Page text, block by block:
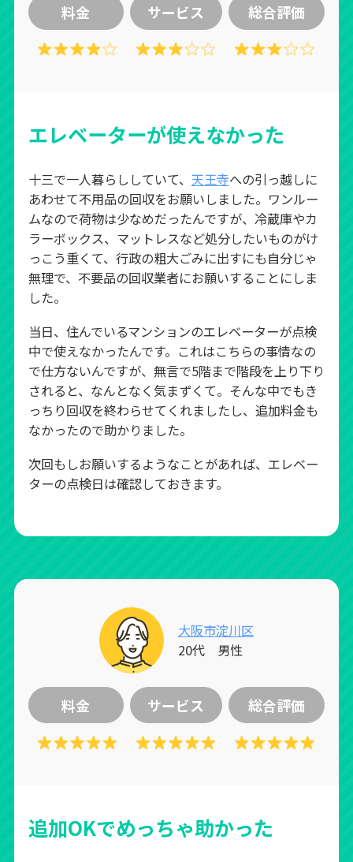
料金 サービス 総合評価
エレベーターが使えなかった
十三で一人暮らししていて、 天王寺への引っ越しに
あわせて不用品の回収をお願いしました。ワンルー
ムなので荷物は少なめだったんですが、冷蔵庫やカ
ラーボックス、マットレスなど処分したいものがけ
っこう重くて、行政の粗大ごみに出すにも自分じゃ
無理で、不要品の回収業者にお願いすることにしま
した。
当日、住んでいるマンションのエレベーターが点検
中で使えなかったんです。これはこちらの事情なの
で仕方ないんですが、無言で5階まで階段を上り下り
されると、なんとなく気まずくて。そんな中でもき
っちり回収を終わらせてくれましたし、追加料金も
なかったので助かりました。
次回もしお願いするようなことがあれば、エレベー
ターの点検日は確認しておきます。
大阪市淀川区
20代 男性
料金 サービス 総合評価
追加OKでめっちゃ助かった